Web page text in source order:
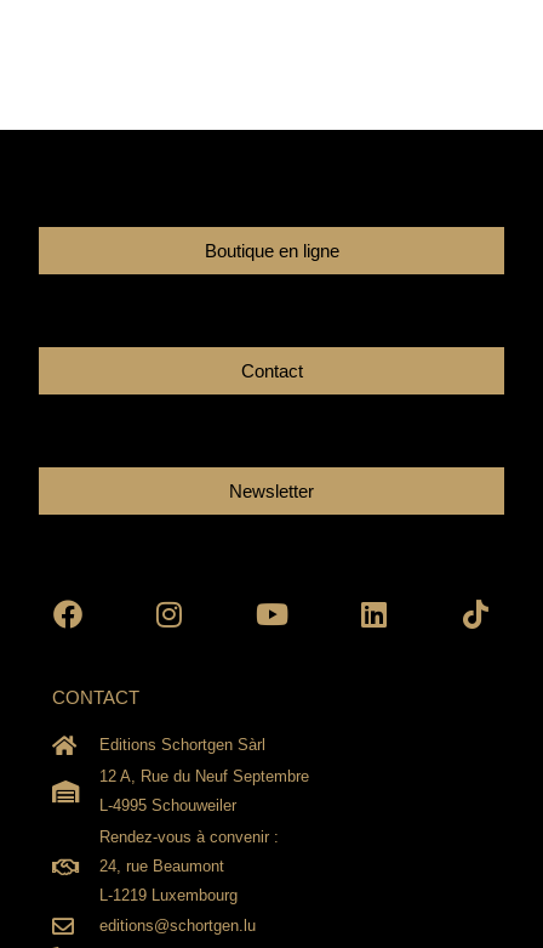
Boutique en ligne
Contact
Newsletter
CONTACT
Editions Schortgen Sàrl
12 A, Rue du Neuf Septembre
L-4995 Schouweiler
Rendez-vous à convenir :
24, rue Beaumont
L-1219 Luxembourg
editions@schortgen.lu